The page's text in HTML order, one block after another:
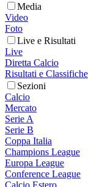
Media
Video
Foto
Live e Risultati
Live
Diretta Calcio
Risultati e Classifiche
Sezioni
Calcio
Mercato
Serie A
Serie B
Coppa Italia
Champions League
Europa League
Conference League
Calcio Estero